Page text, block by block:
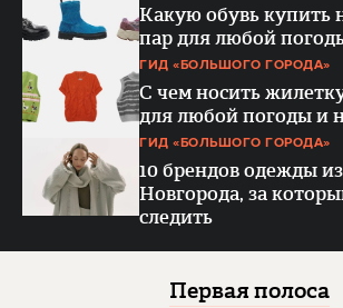
Какую обувь купить
пар для любой
ГИД «БОЛЬШОГО ГОРОДА»
С чем носить
для любой погоды и
ГИД «БОЛЬШОГО ГОРОДА»
10 брендов одежды
Новгорода, за
следить
Первая полоса